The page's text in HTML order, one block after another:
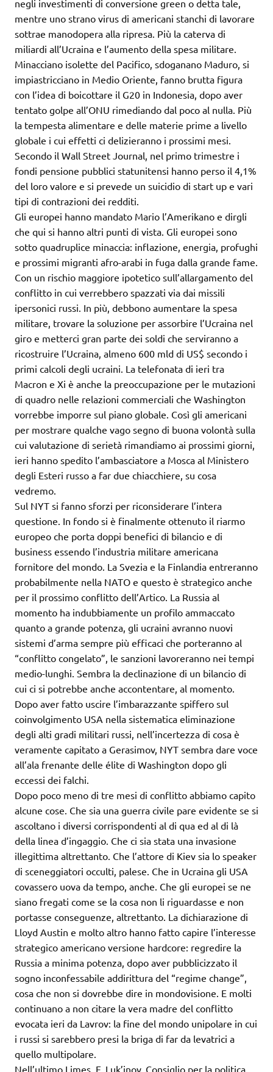
negli investimenti di conversione green o detta tale,
mentre uno strano virus di americani stanchi di lavorare
sottrae manodopera alla ripresa. Più la caterva di
miliardi all’Ucraina e l’aumento della spesa militare.
Minacciano isolette del Pacifico, sdoganano Maduro, si
impiastricciano in Medio Oriente, fanno brutta figura
con l’idea di boicottare il G20 in Indonesia, dopo aver
tentato golpe all’ONU rimediando dal poco al nulla. Più
la tempesta alimentare e delle materie prime a livello
globale i cui effetti ci delizieranno i prossimi mesi.
Secondo il Wall Street Journal, nel primo trimestre i
fondi pensione pubblici statunitensi hanno perso il 4,1%
del loro valore e si prevede un suicidio di start up e vari
tipi di contrazioni dei redditi.
Gli europei hanno mandato Mario l’Amerikano e dirgli
che qui si hanno altri punti di vista. Gli europei sono
sotto quadruplice minaccia: inflazione, energia, profughi
e prossimi migranti afro-arabi in fuga dalla grande fame.
Con un rischio maggiore ipotetico sull’allargamento del
conflitto in cui verrebbero spazzati via dai missili
ipersonici russi. In più, debbono aumentare la spesa
militare, trovare la soluzione per assorbire l’Ucraina nel
giro e metterci gran parte dei soldi che serviranno a
ricostruire l’Ucraina, almeno 600 mld di US$ secondo i
primi calcoli degli ucraini. La telefonata di ieri tra
Macron e Xi è anche la preoccupazione per le mutazioni
di quadro nelle relazioni commerciali che Washington
vorrebbe imporre sul piano globale. Così gli americani
per mostrare qualche vago segno di buona volontà sulla
cui valutazione di serietà rimandiamo ai prossimi giorni,
ieri hanno spedito l’ambasciatore a Mosca al Ministero
degli Esteri russo a far due chiacchiere, su cosa
vedremo.
Sul NYT si fanno sforzi per riconsiderare l’intera
questione. In fondo si è finalmente ottenuto il riarmo
europeo che porta doppi benefici di bilancio e di
business essendo l’industria militare americana
fornitore del mondo. La Svezia e la Finlandia entreranno
probabilmente nella NATO e questo è strategico anche
per il prossimo conflitto dell’Artico. La Russia al
momento ha indubbiamente un profilo ammaccato
quanto a grande potenza, gli ucraini avranno nuovi
sistemi d’arma sempre più efficaci che porteranno al
“conflitto congelato”, le sanzioni lavoreranno nei tempi
medio-lunghi. Sembra la declinazione di un bilancio di
cui ci si potrebbe anche accontentare, al momento.
Dopo aver fatto uscire l’imbarazzante spiffero sul
coinvolgimento USA nella sistematica eliminazione
degli alti gradi militari russi, nell’incertezza di cosa è
veramente capitato a Gerasimov, NYT sembra dare voce
all’ala frenante delle élite di Washington dopo gli
eccessi dei falchi.
Dopo poco meno di tre mesi di conflitto abbiamo capito
alcune cose. Che sia una guerra civile pare evidente se si
ascoltano i diversi corrispondenti al di qua ed al di là
della linea d’ingaggio. Che ci sia stata una invasione
illegittima altrettanto. Che l’attore di Kiev sia lo speaker
di sceneggiatori occulti, palese. Che in Ucraina gli USA
covassero uova da tempo, anche. Che gli europei se ne
siano fregati come se la cosa non li riguardasse e non
portasse conseguenze, altrettanto. La dichiarazione di
Lloyd Austin e molto altro hanno fatto capire l’interesse
strategico americano versione hardcore: regredire la
Russia a minima potenza, dopo aver pubblicizzato il
sogno inconfessabile addirittura del “regime change”,
cosa che non si dovrebbe dire in mondovisione. E molti
continuano a non citare la vera madre del conflitto
evocata ieri da Lavrov: la fine del mondo unipolare in cui
i russi si sarebbero presi la briga di far da levatrici a
quello multipolare.
Nell’ultimo Limes, F. Luk’jnov, Consiglio per la politica